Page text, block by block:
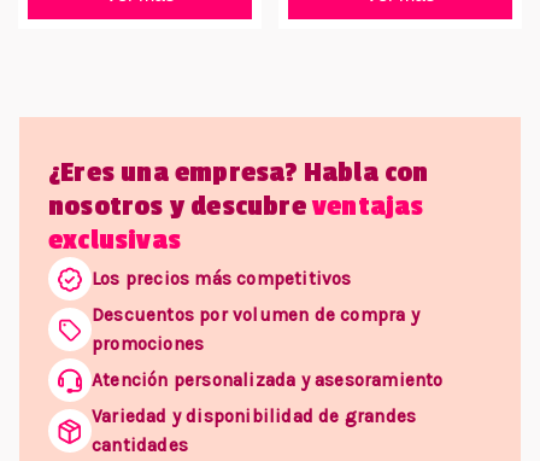
¿Eres una empresa? Habla con
nosotros y descubreventajas
exclusivas
Los precios más competitivos
Descuentos por volumen de compra y
promociones
Atención personalizada y asesoramiento
Variedad y disponibilidad de grandes
cantidades